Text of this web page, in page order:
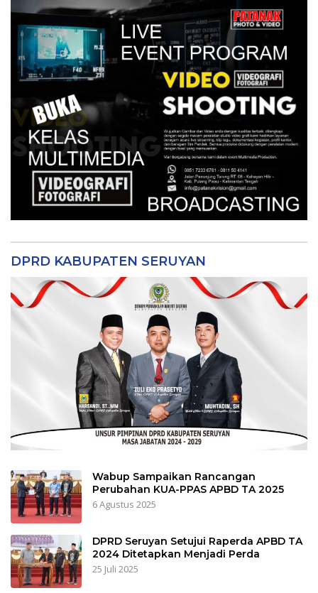
DPRD KABUPATEN SERUYAN
Wabup Sampaikan Rancangan
Perubahan KUA-PPAS APBD TA 2025
6 Agustus 2025
DPRD Seruyan Setujui Raperda APBD TA
2024 Ditetapkan Menjadi Perda
25 Juli 2025